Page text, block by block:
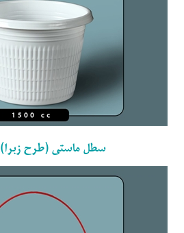
سطل ماستی (طرح زبرا) 1500 cc